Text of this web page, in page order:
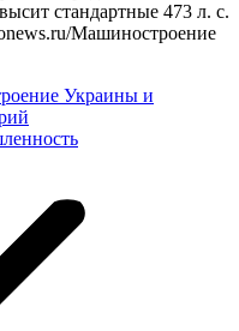
стандартные 473 л. с.
Машиностроение
Украины и